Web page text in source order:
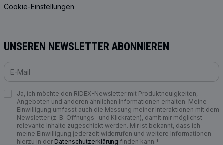
Cookie-Einstellungen
UNSEREN NEWSLETTER ABONNIEREN
Ja, ich möchte den RIDEX-Newsletter mit Produktneuigkeiten,
Angeboten und anderen ähnlichen Informationen erhalten. Meine
Einwilligung umfasst auch die Messung meiner Interaktionen mit dem
Newsletter (z. B. Öffnungs- und Klickraten), damit mir möglichst
relevante Inhalte zugeschickt werden. Mir ist bekannt, dass ich
meine Einwilligung jederzeit widerrufen und weitere Informationen
hierzu in der Datenschutzerklärung finden kann.*